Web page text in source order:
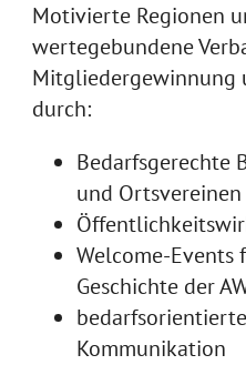
Motivierte Regionen
wertegebundene
Mitgliedergewinnung
durch:
Bedarfsgerechte
und Ortsvereinen
Welcome-
Geschichte der
Kommunikation